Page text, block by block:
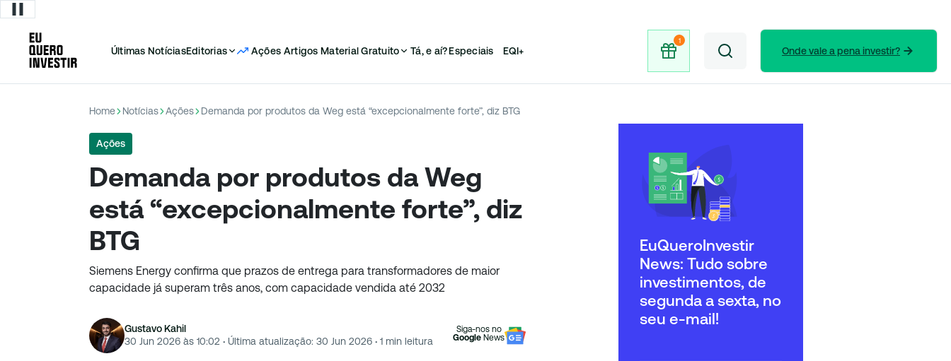
Últimas NotíciasEditorias Ações Artigos Material Gratuito Tá, e aí?Especiais EQI+ Onde vale a pena investir?
Home Notícias Ações Demanda por produtos da Weg está “excepcionalmente forte”, diz BTG
Ações
Demanda por produtos da Weg
está “excepcionalmente forte”, diz
BTG
Siemens Energy confirma que prazos de entrega para transformadores de maior
capacidade já superam três anos, com capacidade vendida até 2032
Gustavo Kahil
30 Jun 2026 às 10:02 · Última atualização: 30 Jun 2026 · 1 min leitura
Siga-nos no
Google News
EuQueroInvestir
News: Tudo sobre
investimentos, de
segunda a sexta, no
seu e-mail!